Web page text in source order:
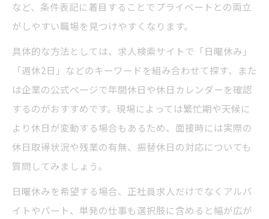
理想的な現場作業員求人の選び方ガイド
日曜休み希望なら千葉県の現場作業が最適
日曜休み現場作業員求人が千葉県で人気の
理由
現場作業員求人でプライベート確保の秘訣
千葉県の現場作業員求人で理想の休日を実
現
日曜休み求人の現場作業員として働くメリ
ット
千葉県現場作業員求人の休日事情を徹底解
説
など、条件表記に着目することでプライベートとの両立
がしやすい職場を見つけやすくなります。
具体的な方法としては、求人検索サイトで「日曜休み」
「週休2日」などのキーワードを組み合わせて探す、また
は企業の公式ページで年間休日や休日カレンダーを確認
するのがおすすめです。現場によっては繁忙期や天候に
より休日が変動する場合もあるため、面接時には実際の
休日取得状況や残業の有無、振替休日の対応についても
質問してみましょう。
日曜休みを希望する場合、正社員求人だけでなくアルバ
イトやパート、単発の仕事も選択肢に含めると幅が広が